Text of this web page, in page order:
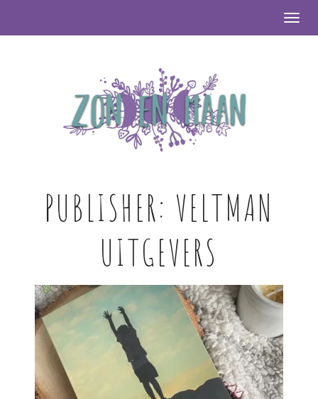
PUBLISHER: VELTMAN
UITGEVERS